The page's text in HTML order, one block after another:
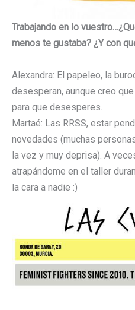
Trabajando en lo
menos te gustaba? ¿Y con
Alexandra: El papeleo, la
desesperan, aunque creo
para que desesperes.
Martaé: Las RRSS, estar
novedades (muchas
la vez y muy deprisa). A
atrapándome en el taller
la cara a nadie :)